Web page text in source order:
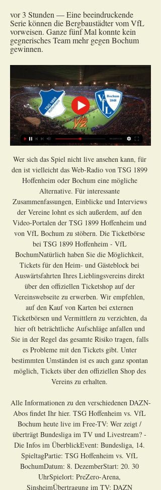
vor 3 Stunden — Eine beeindruckende
Serie können die Bergbaustädter vom VfL
vorweisen. Ganze fünf Mal konnte kein
gegnerisches Team mehr gegen Bochum
gewinnen.
Wer sich das Spiel nicht live ansehen kann, für
den ist vielleicht das Web-Radio von TSG 1899
Hoffenheim oder Bochum eine mögliche
Alternative. Für interessante
Zusammenfassungen, Einblicke und Interviews
der Vereine lohnt es sich außerdem, auf den
Video-Portalen der TSG 1899 Hoffenheim und
von VfL Bochum zu stöbern. Die Ticketbörse
bei TSG 1899 Hoffenheim - VfL
BochumNatürlich haben Sie die Möglichkeit,
Tickets für den Heim- und Gästeblock bei
Auswärtsfahrten Ihres Lieblingsvereins direkt
über den offiziellen Ticketshop auf der
Vereinswebseite zu erwerben. Wir empfehlen,
auf den Kauf von Karten bei externen
Ticketbörsen und Vermittlern zu verzichten, da
hier oft beträchtliche Aufschläge anfallen und
Sie in der Regel das gesamte Risiko tragen, falls
es Probleme mit den Tickets gibt. Unter
bestimmten Umständen ist es auch ganz spontan
möglich, Tickets über den offiziellen Shop des
Vereins zu erhalten.
Alle Informationen zu den verschiedenen DAZN-
Abos findet Ihr hier. TSG Hoffenheim vs. VfL
Bochum heute live im Free-TV: Wer zeigt /
überträgt Bundesliga im TV und Livestream? -
Die Infos im ÜberblickEvent: Bundesliga, 14.
SpieltagPartie: TSG Hoffenheim vs. VfL
BochumDatum: 8. DezemberStart: 20. 30
UhrSpielort: PreZero-Arena,
SinsheimÜbertragung im TV: DAZN